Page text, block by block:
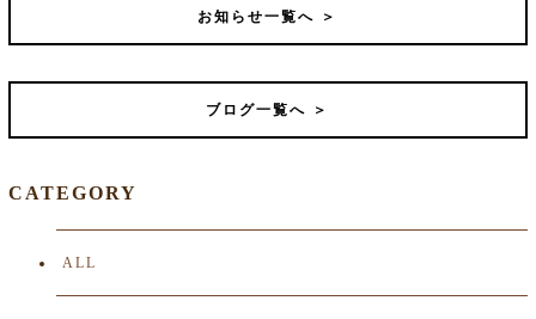
お知らせ一覧へ ＞
ブログ一覧へ ＞
CATEGORY
ALL